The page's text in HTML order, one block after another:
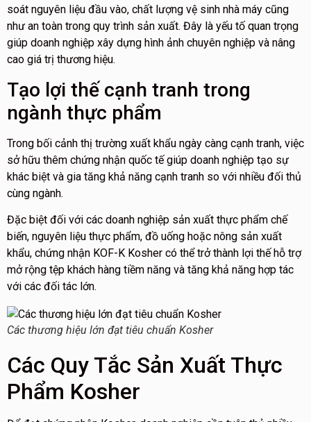
soát nguyên liệu đầu vào, chất lượng vệ sinh nhà máy cũng
như an toàn trong quy trình sản xuất. Đây là yếu tố quan trọng
giúp doanh nghiệp xây dựng hình ảnh chuyên nghiệp và nâng
cao giá trị thương hiệu.
Tạo lợi thế cạnh tranh trong
ngành thực phẩm
Trong bối cảnh thị trường xuất khẩu ngày càng cạnh tranh, việc
sở hữu thêm chứng nhận quốc tế giúp doanh nghiệp tạo sự
khác biệt và gia tăng khả năng cạnh tranh so với nhiều đối thủ
cùng ngành.
Đặc biệt đối với các doanh nghiệp sản xuất thực phẩm chế
biến, nguyên liệu thực phẩm, đồ uống hoặc nông sản xuất
khẩu, chứng nhận KOF-K Kosher có thể trở thành lợi thế hỗ trợ
mở rộng tệp khách hàng tiềm năng và tăng khả năng hợp tác
với các đối tác lớn.
Các thương hiệu lớn đạt tiêu chuẩn Kosher
Các Quy Tắc Sản Xuất Thực
Phẩm Kosher